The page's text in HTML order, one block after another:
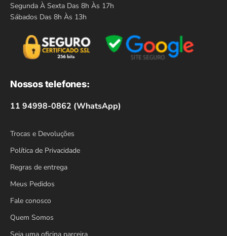
Segunda À Sexta Das 8h Às 17h
Sábados Das 8h Às 13h
Nossos telefones:
11 94998-0862 (WhatsApp)
Trocas e Devoluções
Política de Privacidade
Regras de entrega
Meus Pedidos
Fale conosco
Quem Somos